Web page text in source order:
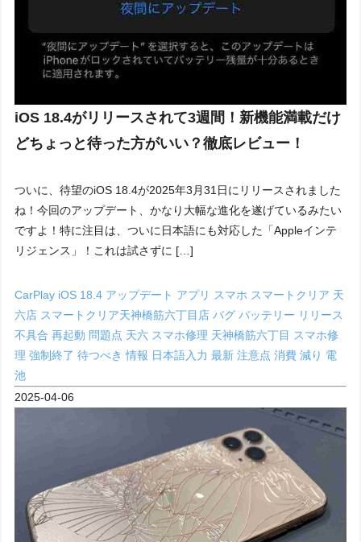
iOS 18.4がリリースされて3週間！新機能満載だけ
どちょっと待った方がいい？徹底レビュー！
ついに、待望のiOS 18.4が2025年3月31日にリリースされました
ね！今回のアップデート、かなり大幅な進化を遂げているみたい
ですよ！特に注目は、ついに日本語にも対応した「Appleインテ
リジェンス」！これは試さずに […]
CarPlay iOS 18.4 アップデート アプリ スマホ スマートクリア 天
六店 スマートクリア天神橋筋六丁目店バグバッテリー リリース
不具合再起動 問題点 天六 スマホ修理 天神橋筋六丁目 スマホ修
理強制終了待つべき情報 日本語入力最新注意点消費減り 電
池
2025-04-06